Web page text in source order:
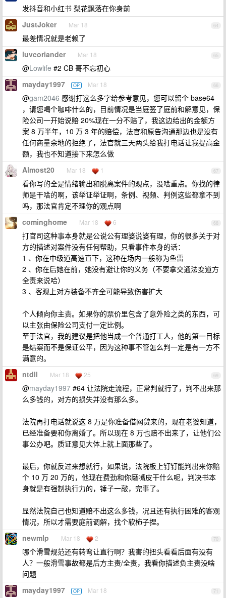
发抖音和小红书 梨花飘落在你身前
64
JustJoker Mar 18
最差情况就是老赖了
65
luvcoriander Mar 18
@Lowlife #2 CB 哥不忘初心
66
mayday1997 OP Mar 18
@gam2046 感谢打这么多字给参考意见，您可以留个 base64
，请您喝个咖啡什么的，目前情况是当庭签了庭前和解意见，保
险公司一开始说赔 20%现在一分不赔了，我这边给出的金额方
案 8 万半年，10 万 3 年的赔偿，法官和原告沟通那边也是没有
任何商量余地的拒绝了，法官就三天两头给我打电话让我提高金
额，我也不知道接下来怎么做
67
Almost20 Mar 18 1
看你写的全是情绪输出和脱离案件的观点，没啥重点。你找的律
师是干啥的啊，该举证举证啊，条例、视频、判例这些都拿不到
吗，那法官肯定不理你的观点啊
68
cominghome Mar 18 6
打官司这种事本身就是公说公有理婆说婆有理，你的很多关于对
方的描述对案件没有任何帮助，只看事件本身的话：
1 、你在中级道高速直下，这种在场内一般称为鱼雷
2 、你在后她在前，她没有避让你的义务（不要拿交通法变道方
全责来说哈）
3 、客观上对方装备不齐全可能导致伤害扩大
个人倾向你主责。如果你的票价里包含了意外险之类的东西，可
以主张由保险公司支付一定比例。
至于法官，我的建议是把他当成一个普通打工人，他的第一目标
是结案而不是保证公平，因为这种事不管怎么判一定是有一方不
满意的。
69
ntdll Mar 18 25
@mayday1997 #64 让法院走流程，正常判就行了，判不出来那
么多钱的，对方的损失并没有那么多。
法院再打电话就说这 8 万是你准备借网贷来的，现在老婆知道，
已经准备要和你离婚了。所以现在 8 万也赔不出来了，让他们公
事公办吧。质证意见大体上就上面那些了。
最后，你就反过来想就行，如果说，法院板上钉钉能判出来你赔
个 10 万 20 万的，他现在费劲和你磨嘴皮干什么呢，判决书本
身就是有强制执行力的，锤子一敲，完事了。
显然法院自己也知道赔不出这么多钱，况且还有执行困难的客观
情况，所以才需要庭前调解，找个软柿子捏。
70
newmlp Mar 18 2
哪个滑雪规范还有转弯让直行啊？我害的扭头看看后面有没有
人？一般滑雪事故都是后方主责/全责，我看你描述负主责没啥
问题
71
mayday1997 OP Mar 18